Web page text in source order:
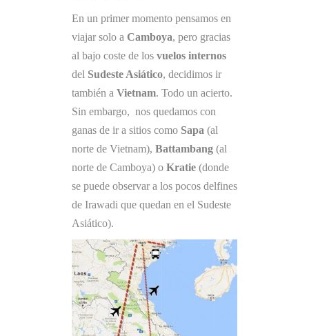
En un primer momento pensamos en
viajar solo a Camboya, pero gracias
al bajo coste de los vuelos internos
del Sudeste Asiático, decidimos ir
también a Vietnam. Todo un acierto.
Sin embargo, nos quedamos con
ganas de ir a sitios como Sapa (al
norte de Vietnam), Battambang (al
norte de Camboya) o Kratie (donde
se puede observar a los pocos delfines
de Irawadi que quedan en el Sudeste
Asiático).